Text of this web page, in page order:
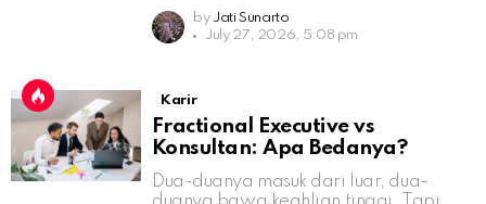
by Jati Sunarto
July 27, 2026, 5:08 pm
Karir
Fractional Executive vs
Konsultan: Apa Bedanya?
Dua-duanya masuk dari luar, dua-